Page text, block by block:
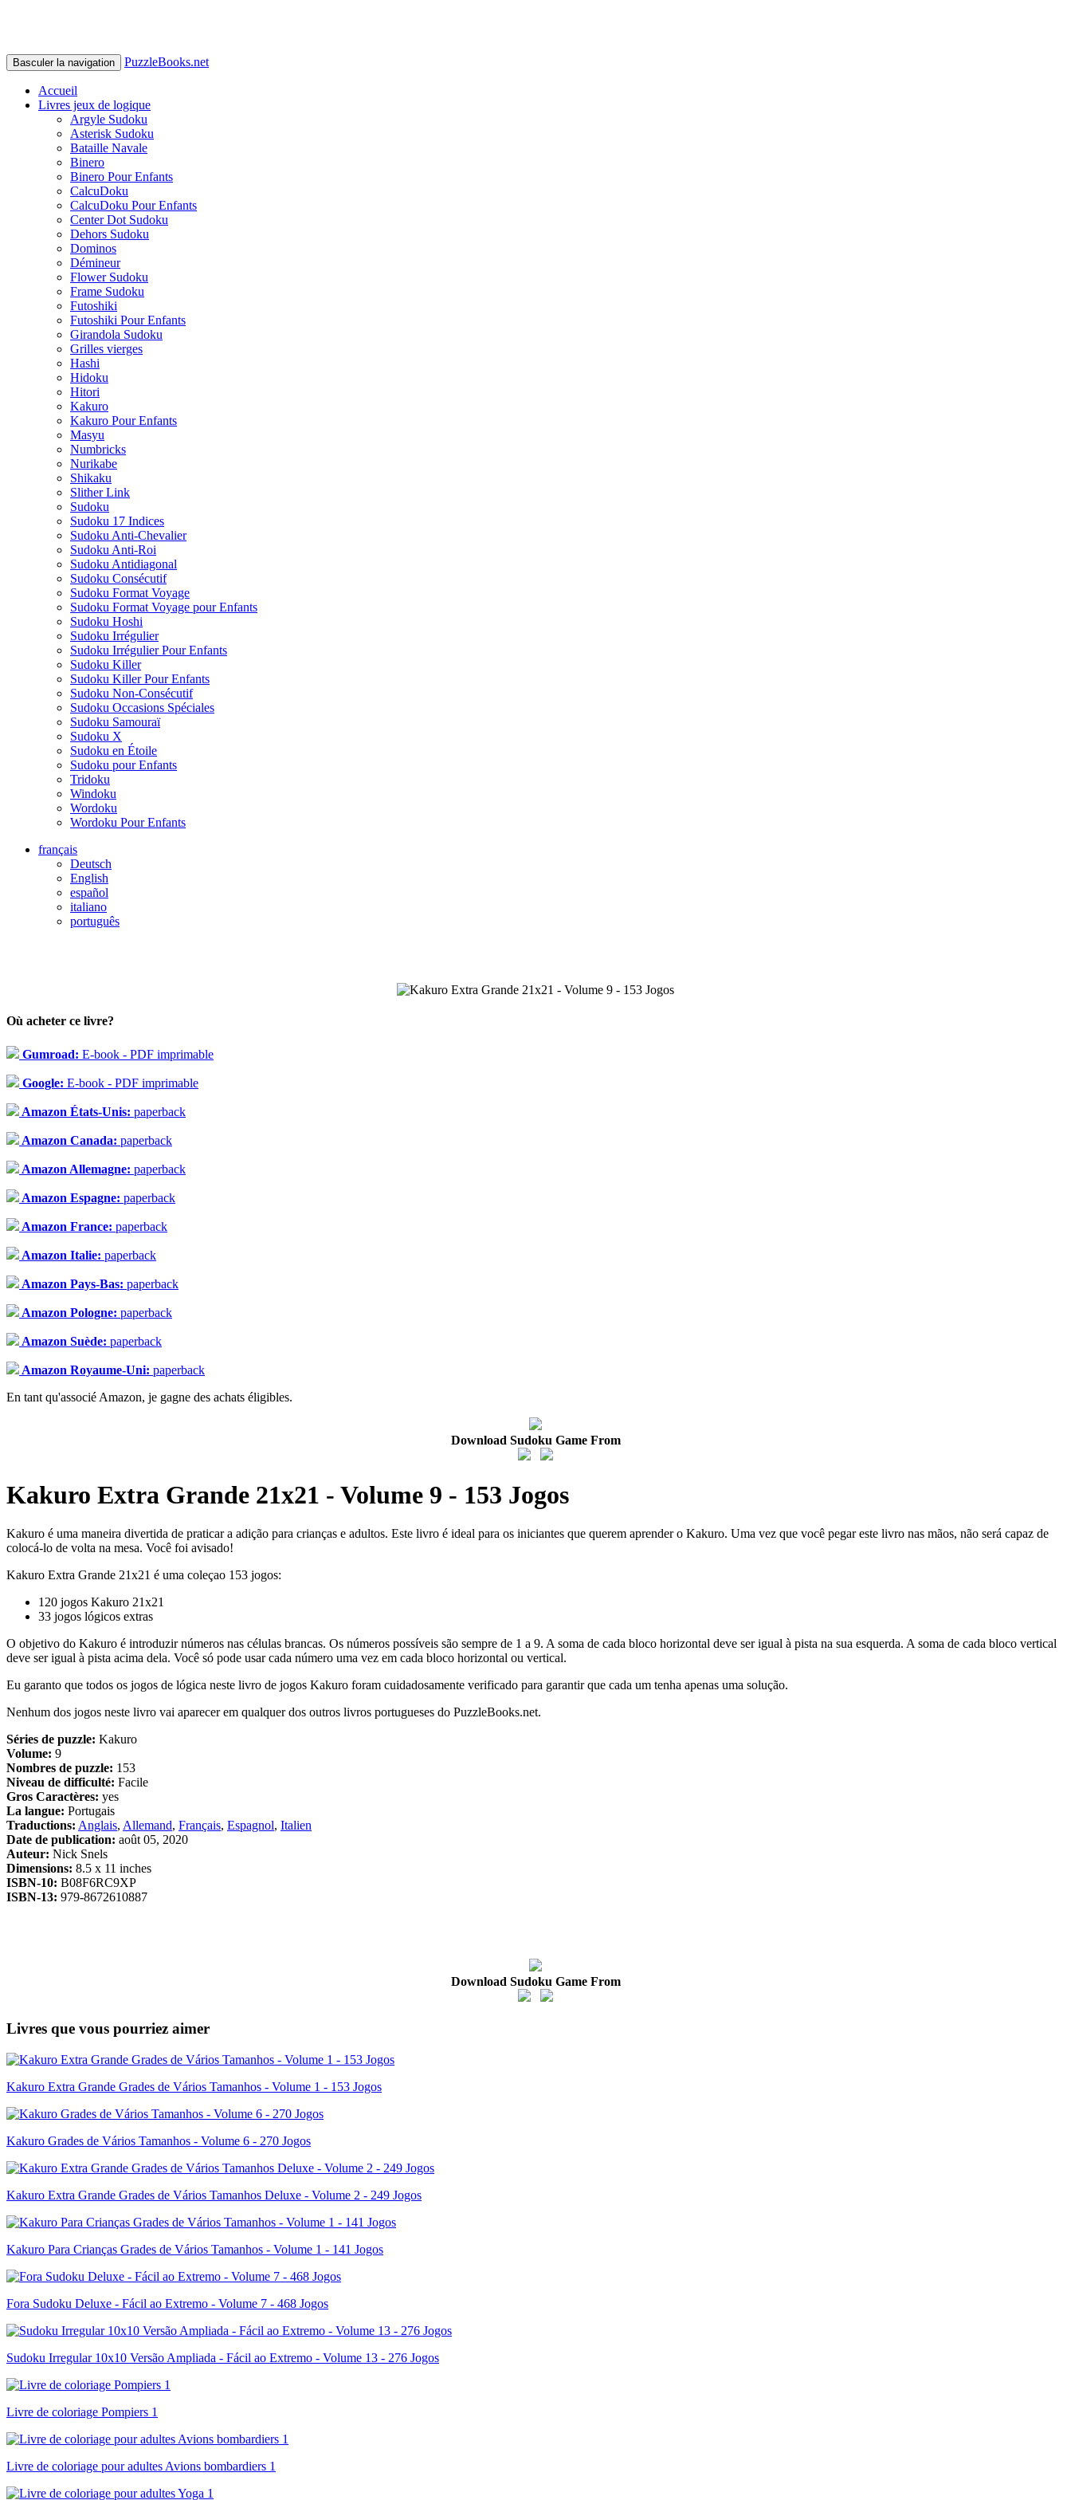
Basculer la navigation PuzzleBooks.net
Accueil
Livres jeux de logique
Argyle Sudoku
Asterisk Sudoku
Bataille Navale
Binero
Binero Pour Enfants
CalcuDoku
CalcuDoku Pour Enfants
Center Dot Sudoku
Dehors Sudoku
Dominos
Démineur
Flower Sudoku
Frame Sudoku
Futoshiki
Futoshiki Pour Enfants
Girandola Sudoku
Grilles vierges
Hashi
Hidoku
Hitori
Kakuro
Kakuro Pour Enfants
Masyu
Numbricks
Nurikabe
Shikaku
Slither Link
Sudoku
Sudoku 17 Indices
Sudoku Anti-Chevalier
Sudoku Anti-Roi
Sudoku Antidiagonal
Sudoku Consécutif
Sudoku Format Voyage
Sudoku Format Voyage pour Enfants
Sudoku Hoshi
Sudoku Irrégulier
Sudoku Irrégulier Pour Enfants
Sudoku Killer
Sudoku Killer Pour Enfants
Sudoku Non-Consécutif
Sudoku Occasions Spéciales
Sudoku Samouraï
Sudoku X
Sudoku en Étoile
Sudoku pour Enfants
Tridoku
Windoku
Wordoku
Wordoku Pour Enfants
français
Deutsch
English
español
italiano
português
Où acheter ce livre?
Gumroad: E-book - PDF imprimable
Google: E-book - PDF imprimable
Amazon États-Unis: paperback
Amazon Canada: paperback
Amazon Allemagne: paperback
Amazon Espagne: paperback
Amazon France: paperback
Amazon Italie: paperback
Amazon Pays-Bas: paperback
Amazon Pologne: paperback
Amazon Suède: paperback
Amazon Royaume-Uni: paperback
En tant qu'associé Amazon, je gagne des achats éligibles.
Download Sudoku Game From
Kakuro Extra Grande 21x21 - Volume 9 - 153 Jogos
Kakuro é uma maneira divertida de praticar a adição para crianças e adultos. Este livro é ideal para os iniciantes que querem aprender o Kakuro. Uma vez que você pegar este livro nas mãos, não será capaz de
colocá-lo de volta na mesa. Você foi avisado!
Kakuro Extra Grande 21x21 é uma coleçao 153 jogos:
120 jogos Kakuro 21x21
33 jogos lógicos extras
O objetivo do Kakuro é introduzir números nas células brancas. Os números possíveis são sempre de 1 a 9. A soma de cada bloco horizontal deve ser igual à pista na sua esquerda. A soma de cada bloco vertical
deve ser igual à pista acima dela. Você só pode usar cada número uma vez em cada bloco horizontal ou vertical.
Eu garanto que todos os jogos de lógica neste livro de jogos Kakuro foram cuidadosamente verificado para garantir que cada um tenha apenas uma solução.
Nenhum dos jogos neste livro vai aparecer em qualquer dos outros livros portugueses do PuzzleBooks.net.
Séries de puzzle: Kakuro
Volume: 9
Nombres de puzzle: 153
Niveau de difficulté: Facile
Gros Caractères: yes
La langue: Portugais
Traductions: Anglais, Allemand, Français, Espagnol, Italien
Date de publication: août 05, 2020
Auteur: Nick Snels
Dimensions: 8.5 x 11 inches
ISBN-10: B08F6RC9XP
ISBN-13: 979-8672610887
Download Sudoku Game From
Livres que vous pourriez aimer
Kakuro Extra Grande Grades de Vários Tamanhos - Volume 1 - 153 Jogos
Kakuro Grades de Vários Tamanhos - Volume 6 - 270 Jogos
Kakuro Extra Grande Grades de Vários Tamanhos Deluxe - Volume 2 - 249 Jogos
Kakuro Para Crianças Grades de Vários Tamanhos - Volume 1 - 141 Jogos
Fora Sudoku Deluxe - Fácil ao Extremo - Volume 7 - 468 Jogos
Sudoku Irregular 10x10 Versão Ampliada - Fácil ao Extremo - Volume 13 - 276 Jogos
Livre de coloriage Pompiers 1
Livre de coloriage pour adultes Avions bombardiers 1